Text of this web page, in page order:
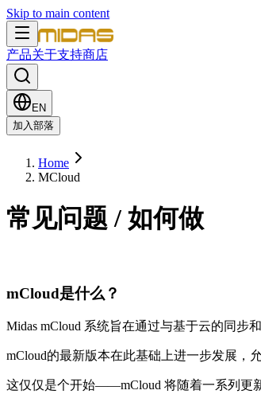
Skip to main content
产品关于支持商店
EN
加入部落
Home
MCloud
常见问题 / 如何做
mCloud是什么？
Midas mCloud 系统旨在通过与基于云的同步
mCloud的最新版本在此基础上进一步发展，
这仅仅是个开始——mCloud 将随着一系列更